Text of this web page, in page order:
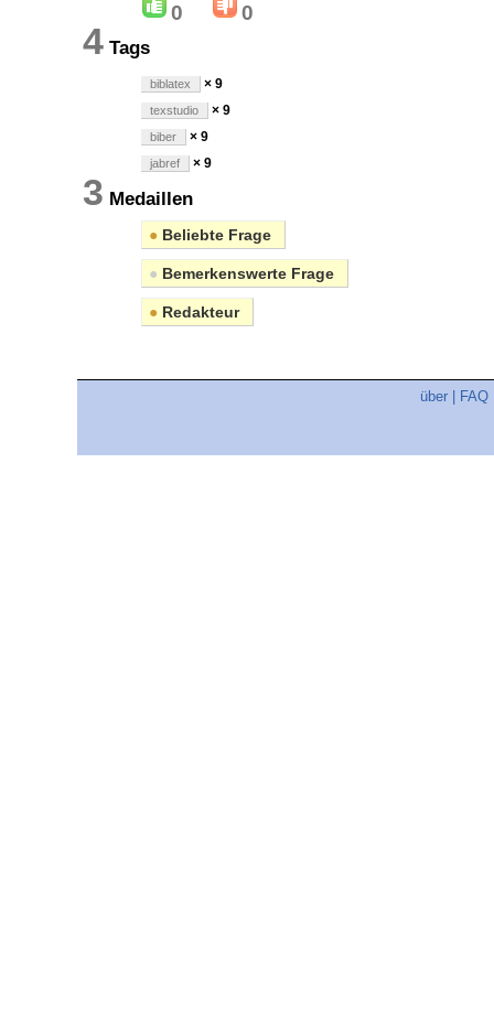
0 0
4 Tags
biblatex × 9
texstudio × 9
biber × 9
jabref × 9
3 Medaillen
● Beliebte Frage
● Bemerkenswerte Frage
● Redakteur
über FAQ